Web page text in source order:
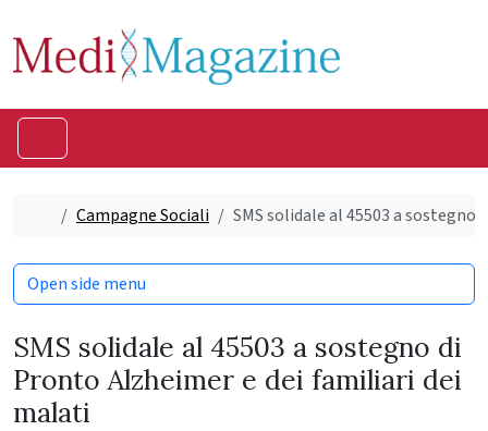
Home
Campagne Sociali SMS solidale al 45503 a
SMS solidale al 45503 a sostegno di
Pronto Alzheimer e dei familiari dei
malati
Open side menu